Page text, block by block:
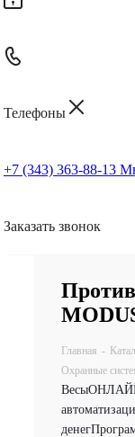
Телефоны
+7 (343) 363-88-13
Заказать звонок
Главная -
Охранные
Весы
денег